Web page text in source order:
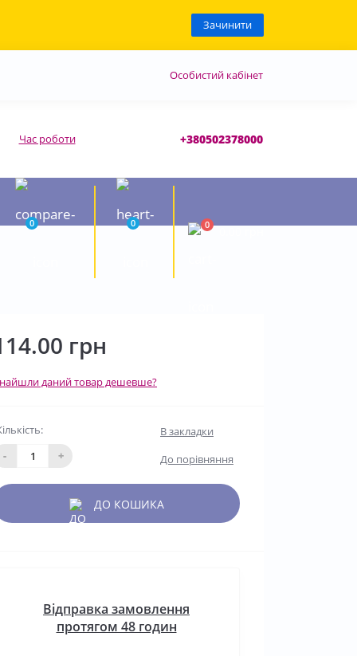
Зачинити
Особистий кабінет
Час роботи +380502378000
0 0 0
грн
даний товар дешевше?
-
+
В закладки
До порівняння
ДО КОШИКА
Відправка замовлення
протягом 48 годин